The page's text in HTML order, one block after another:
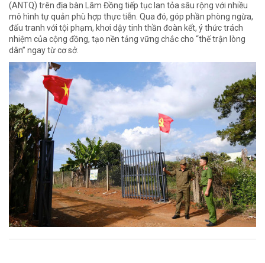
(ANTQ) trên địa bàn Lâm Đồng tiếp tục lan tỏa sâu rộng với nhiều
mô hình tự quản phù hợp thực tiễn. Qua đó, góp phần phòng ngừa,
đấu tranh với tội phạm, khơi dậy tinh thần đoàn kết, ý thức trách
nhiệm của cộng đồng, tạo nền tảng vững chắc cho “thế trận lòng
dân” ngay từ cơ sở.